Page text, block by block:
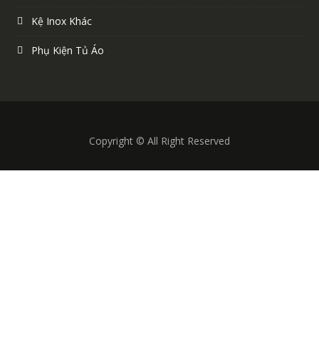
Kệ Inox Khác
Phụ Kiện Tủ Áo
Copyright © All Right Reserved